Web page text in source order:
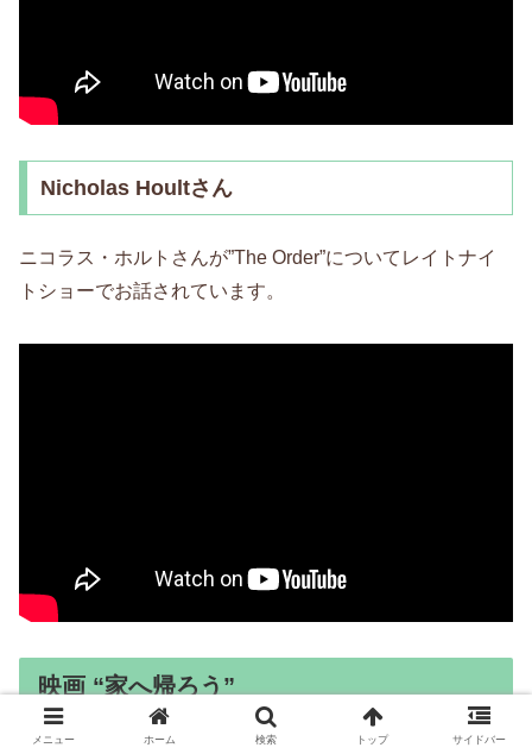
Nicholas Houltさん
ニコラス・ホルトさんが”The Order”についてレイトナイ
トショーでお話されています。
映画 “家へ帰ろう”
メニュー ホーム 検索 トップ サイドバー